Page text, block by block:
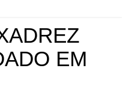
EM